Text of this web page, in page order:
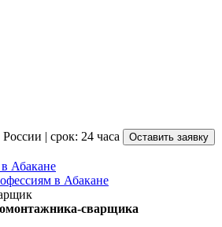
| срок: 24 часа Оставить заявку
Абакане
в Абакане
сварщика